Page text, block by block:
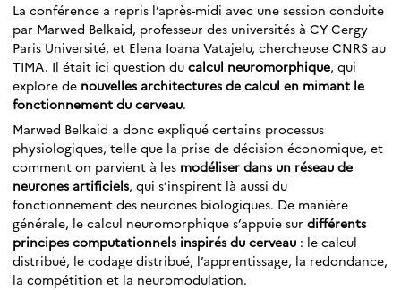
La conférence a repris l’après-midi avec une session conduite
par Marwed Belkaid, professeur des universités à CY Cergy
Paris Université, et Elena Ioana Vatajelu, chercheuse CNRS au
TIMA. Il était ici question du calcul neuromorphique, qui
explore de nouvelles architectures de calcul en mimant le
fonctionnement du cerveau.
Marwed Belkaid a donc expliqué certains processus
physiologiques, telle que la prise de décision économique, et
comment on parvient à les modéliser dans un réseau de
neurones artificiels, qui s’inspirent là aussi du
fonctionnement des neurones biologiques. De manière
générale, le calcul neuromorphique s’appuie sur différents
principes computationnels inspirés du cerveau : le calcul
distribué, le codage distribué, l’apprentissage, la redondance,
la compétition et la neuromodulation.